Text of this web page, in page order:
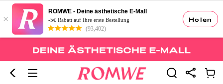
Holen
×
ROMWE - Deine ästhetische E-Mall
-5€ Rabatt auf Ihre erste Bestellung
(93,402)